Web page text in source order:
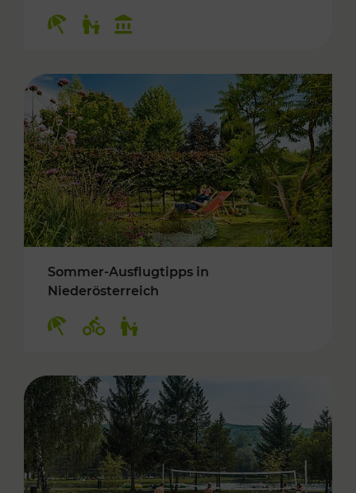
Sommer-Ausflugtipps in
Niederösterreich